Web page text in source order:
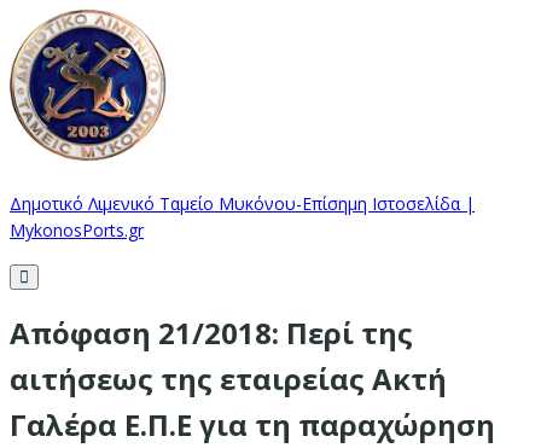
Δημοτικό Λιμενικό Ταμείο Μυκόνου-Επίσημη Ιστοσελίδα |
MykonosPorts.gr
Απόφαση 21/2018: Περί της
αιτήσεως της εταιρείας Ακτή
Γαλέρα Ε.Π.Ε για τη παραχώρηση